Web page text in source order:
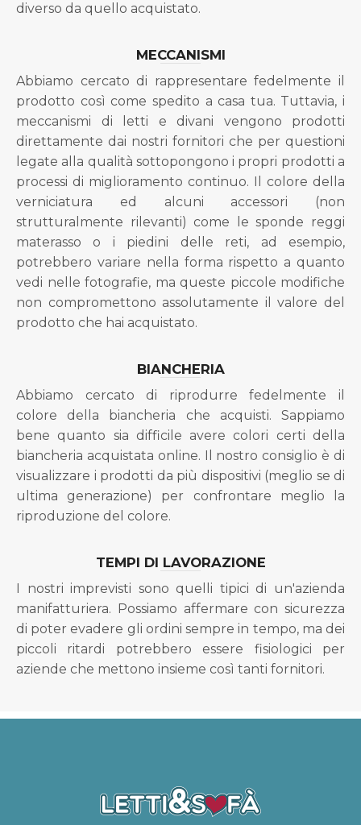
diverso da quello acquistato.
MECCANISMI
Abbiamo cercato di rappresentare fedelmente il
prodotto così come spedito a casa tua. Tuttavia, i
meccanismi di letti e divani vengono prodotti
direttamente dai nostri fornitori che per questioni
legate alla qualità sottopongono i propri prodotti a
processi di miglioramento continuo. Il colore della
verniciatura ed alcuni accessori (non
strutturalmente rilevanti) come le sponde reggi
materasso o i piedini delle reti, ad esempio,
potrebbero variare nella forma rispetto a quanto
vedi nelle fotografie, ma queste piccole modifiche
non compromettono assolutamente il valore del
prodotto che hai acquistato.
BIANCHERIA
Abbiamo cercato di riprodurre fedelmente il
colore della biancheria che acquisti. Sappiamo
bene quanto sia difficile avere colori certi della
biancheria acquistata online. Il nostro consiglio è di
visualizzare i prodotti da più dispositivi (meglio se di
ultima generazione) per confrontare meglio la
riproduzione del colore.
TEMPI DI LAVORAZIONE
I nostri imprevisti sono quelli tipici di un'azienda
manifatturiera. Possiamo affermare con sicurezza
di poter evadere gli ordini sempre in tempo, ma dei
piccoli ritardi potrebbero essere fisiologici per
aziende che mettono insieme così tanti fornitori.